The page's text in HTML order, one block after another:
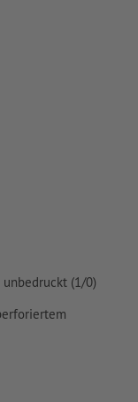
Verläufe, Raster,
unbedruckt (1/0)